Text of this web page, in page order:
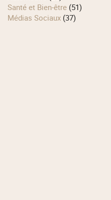
Santé et Bien-être (51)
Médias Sociaux (37)